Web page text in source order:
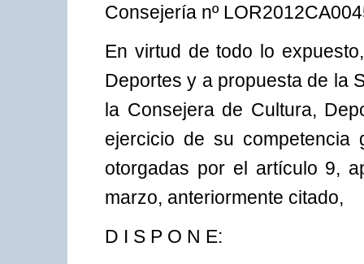
Consejería nº
En virtud de todo lo
Deportes y a propuesta de la
la Consejera de Cultura,
ejercicio de su
otorgadas por el artículo 9,
marzo, anteriormente citado,
D I S P O N E: